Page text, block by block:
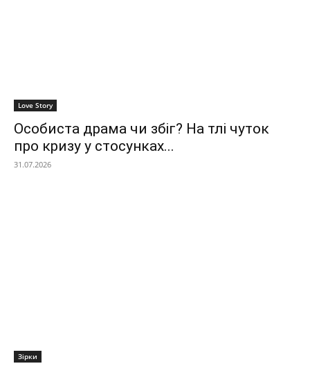
Love Story
Особиста драма чи збіг? На тлі чуток
про кризу у стосунках...
31.07.2026
Зірки